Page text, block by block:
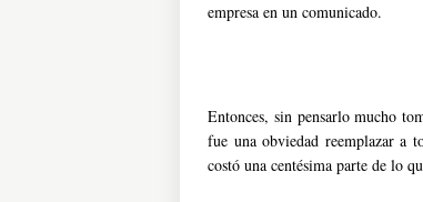
empresa en un comunicado.
Entonces, sin pensarlo mucho
fue una obviedad reemplazar a
costó una centésima parte de lo